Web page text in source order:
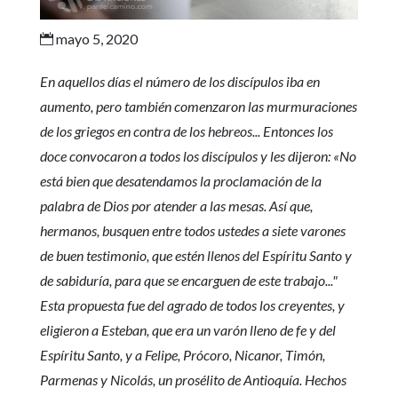
mayo 5, 2020
En aquellos días el número de los discípulos iba en
aumento, pero también comenzaron las murmuraciones
de los griegos en contra de los hebreos... Entonces los
doce convocaron a todos los discípulos y les dijeron: «No
está bien que desatendamos la proclamación de la
palabra de Dios por atender a las mesas. Así que,
hermanos, busquen entre todos ustedes a siete varones
de buen testimonio, que estén llenos del Espíritu Santo y
de sabiduría, para que se encarguen de este trabajo..."
Esta propuesta fue del agrado de todos los creyentes, y
eligieron a Esteban, que era un varón lleno de fe y del
Espíritu Santo, y a Felipe, Prócoro, Nicanor, Timón,
Parmenas y Nicolás, un prosélito de Antioquía. Hechos